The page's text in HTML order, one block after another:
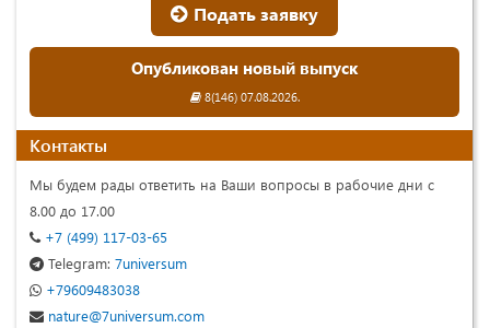
Подать заявку
Опубликован новый выпуск
8(146) 07.08.2026.
Контакты
Мы будем рады ответить на Ваши вопросы в рабочие дни с
8.00 до 17.00
+7 (499) 117-03-65
Telegram: 7universum
+79609483038
nature@7universum.com